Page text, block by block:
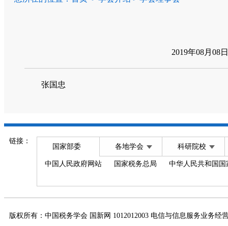
2019年08月08
张国忠
链接：
国家部委 各地学会 科研院校
中国人民政府网站 国家税务总局 中华人民共和国
版权所有：中国税务学会 国新网 1012012003 电信与信息服务业务经